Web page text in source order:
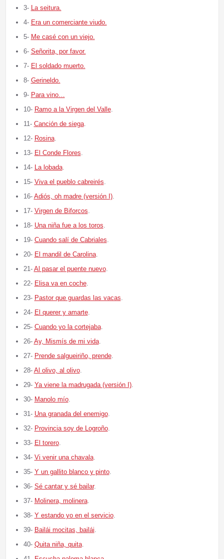
3- La seitura.
4- Era un comerciante viudo.
5- Me casé con un viejo.
6- Señorita, por favor.
7- El soldado muerto.
8- Gerineldo.
9- Para vino…
10- Ramo a la Virgen del Valle.
11- Canción de siega.
12- Rosina.
13- El Conde Flores.
14- La lobada.
15- Viva el pueblo cabreirés.
16- Adiós, oh madre (versión I).
17- Virgen de Biforcos.
18- Una niña fue a los toros.
19- Cuando salí de Cabriales.
20- El mandil de Carolina.
21- Al pasar el puente nuevo.
22- Elisa va en coche.
23- Pastor que guardas las vacas.
24- El querer y amarte.
25- Cuando yo la cortejaba.
26- Ay, Mismís de mi vida.
27- Prende salgueiriño, prende.
28- Al olivo, al olivo.
29- Ya viene la madrugada (versión I).
30- Manolo mío.
31- Una granada del enemigo.
32- Provincia soy de Logroño.
33- El torero.
34- Vi venir una chavala.
35- Y un gallito blanco y pinto.
36- Sé cantar y sé bailar.
37- Molinera, molinera.
38- Y estando yo en el servicio.
39- Bailái mocitas, bailái.
40- Quita niña, quita.